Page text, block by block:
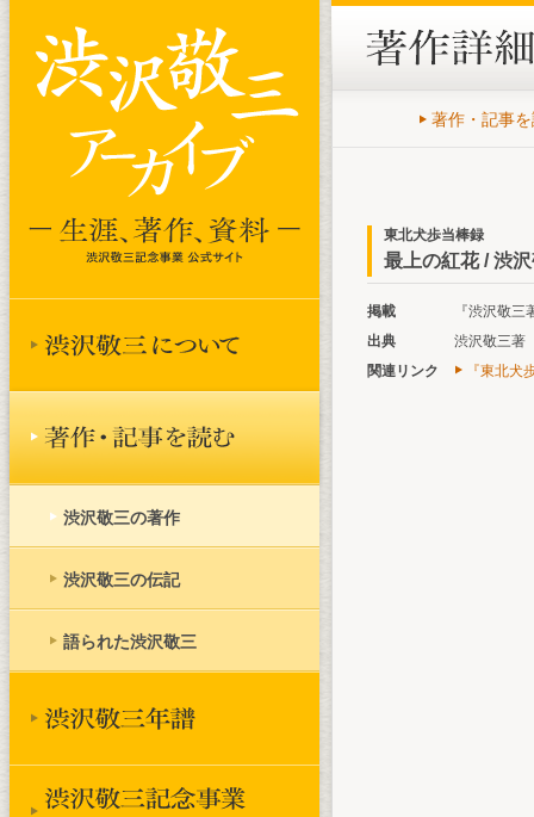
著作・記事
東北犬歩当棒録
最上の紅花 / 渋
掲載
『渋沢敬
出典
渋沢敬三著
関連リンク
『東北犬
渋沢敬三の著作
渋沢敬三の伝記
語られた渋沢敬三